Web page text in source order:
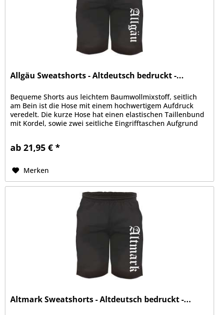
Allgäu Sweatshorts - Altdeutsch bedruckt -...
Bequeme Shorts aus leichtem Baumwollmixstoff, seitlich
am Bein ist die Hose mit einem hochwertigem Aufdruck
veredelt. Die kurze Hose hat einen elastischen Taillenbund
mit Kordel, sowie zwei seitliche Eingrifftaschen Aufgrund
ab 21,95 € *
Merken
Altmark Sweatshorts - Altdeutsch bedruckt -...